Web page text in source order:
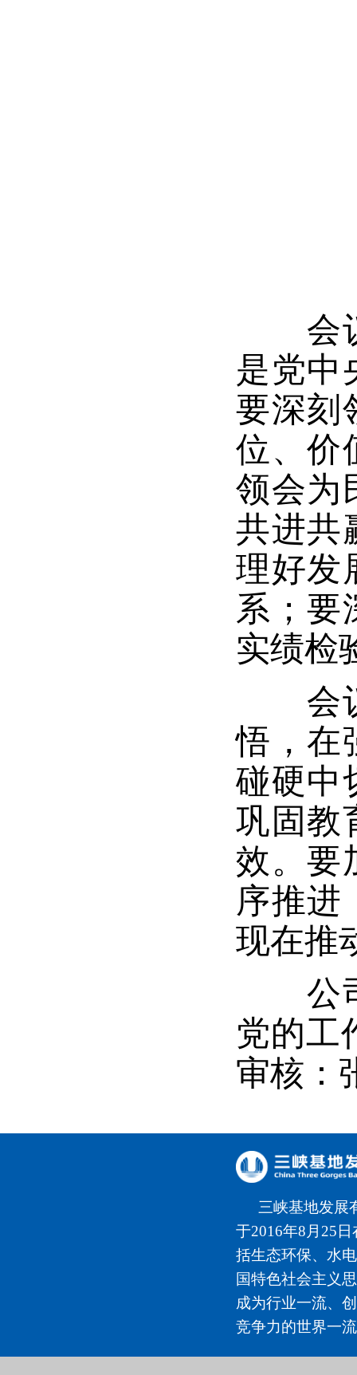
会议
是党中
要深刻
位、价
领会为
共进共
理好发
系；要
实绩检
会议
悟，在
碰硬中
巩固教
效。要
序推进
现在推
公司
党的工
审核：
三峡基地发展
于2016年8月25
括生态环保、水
国特色社会主义
成为行业一流、
竞争力的世界一